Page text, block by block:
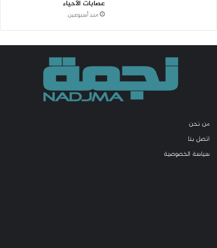
عصابات الأحياء
منذ أسبوعين
من نحن
اتصل بنا
سياسة الخصوصية